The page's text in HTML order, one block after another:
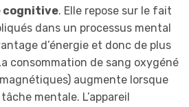
cognitive. Elle repose sur le fait
dans un processus mental
d’énergie et donc de plus
consommation de sang oxygéné
augmente lorsque
mentale. L’appareil